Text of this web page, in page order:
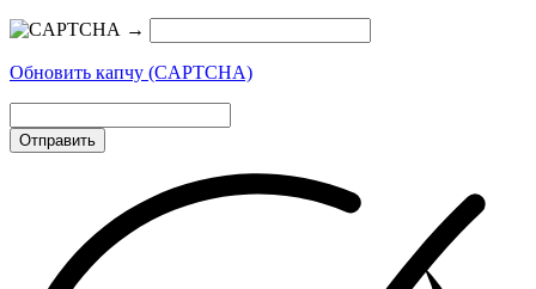
→
Обновить капчу (CAPTCHA)
Отправить